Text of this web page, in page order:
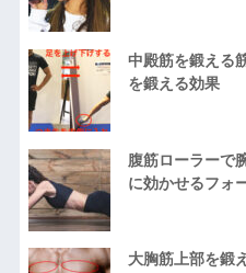
中殿筋を鍛える
を鍛える効果
腹筋ローラーで
に効かせるフォ
大胸筋上部を鍛